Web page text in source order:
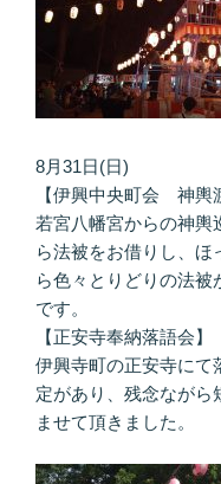
8月31日(日)
【伊興中央町会 神輿
若宮八幡宮からの神輿
ら法被をお借りし、
ら色々とりどりの法被
です。
【正安寺奉納落語会】
伊興寺町の正安寺にて
定があり、残念ながら
ませて頂きました。